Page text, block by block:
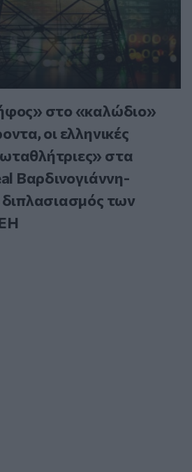
στο «καλώδιο»
οι ελληνικές
στα
Βαρδινογιάννη-
διπλασιασμός των